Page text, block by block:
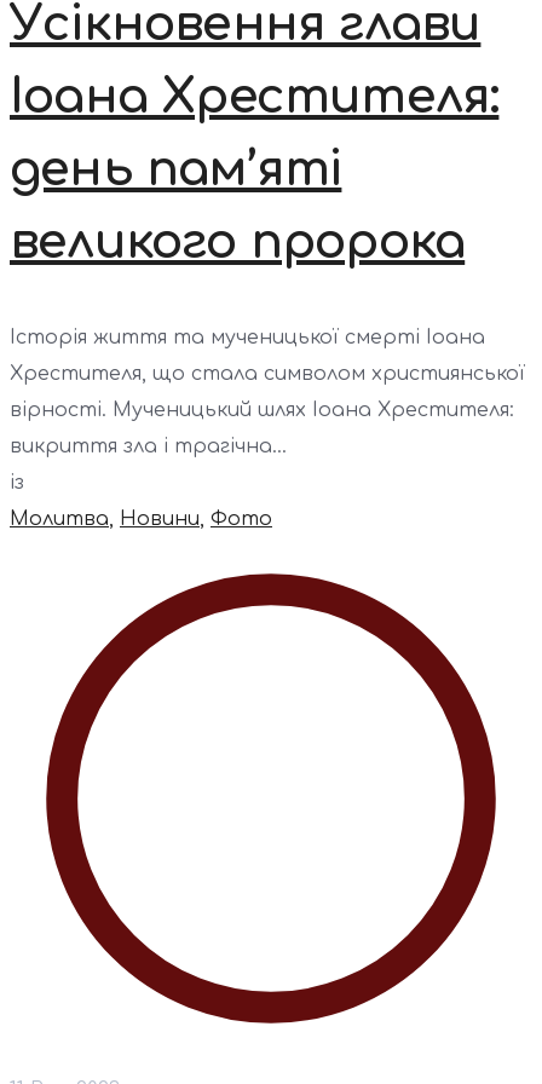
Усікновення глави
Іоана Хрестителя:
день пам’яті
великого пророка
Історія життя та мученицької смерті Іоана
Хрестителя, що стала символом християнської
вірності. Мученицький шлях Іоана Хрестителя:
викриття зла і трагічна...
із
Молитва
Новини Фото